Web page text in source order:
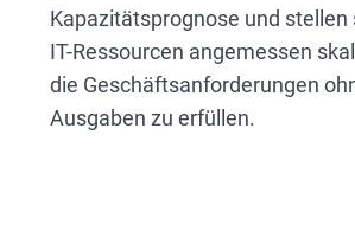
Kapazitätsprognose und stellen
IT-Ressourcen angemessen
die Geschäftsanforderungen
Ausgaben zu erfüllen.